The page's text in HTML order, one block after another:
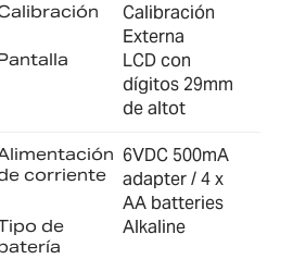
Calibración
Externa
LCD con
dígitos 29mm
de altot
corriente
6VDC 500mA
adapter / 4 x
AA batteries
de
Alkaline